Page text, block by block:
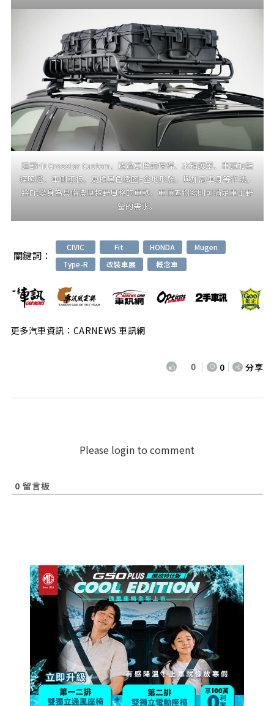
這部Fit Crosstar Custom，透過更換前保桿、水箱護罩、車頭加裝
探照燈、車側護板、更換黑色鐵圈+全地形胎，與加高車身等作法，
將Fit變身為具備濃厚越野風格的車款，車頂置物籃則可滿足車主野
營的需求。
關鍵詞：
CIVIC Fit HONDA
Mugen
Type-R
改裝車展 概念車
更多汽車資訊：CARNEWS 車訊網
0 0 分享
Please login to comment
0 留言板